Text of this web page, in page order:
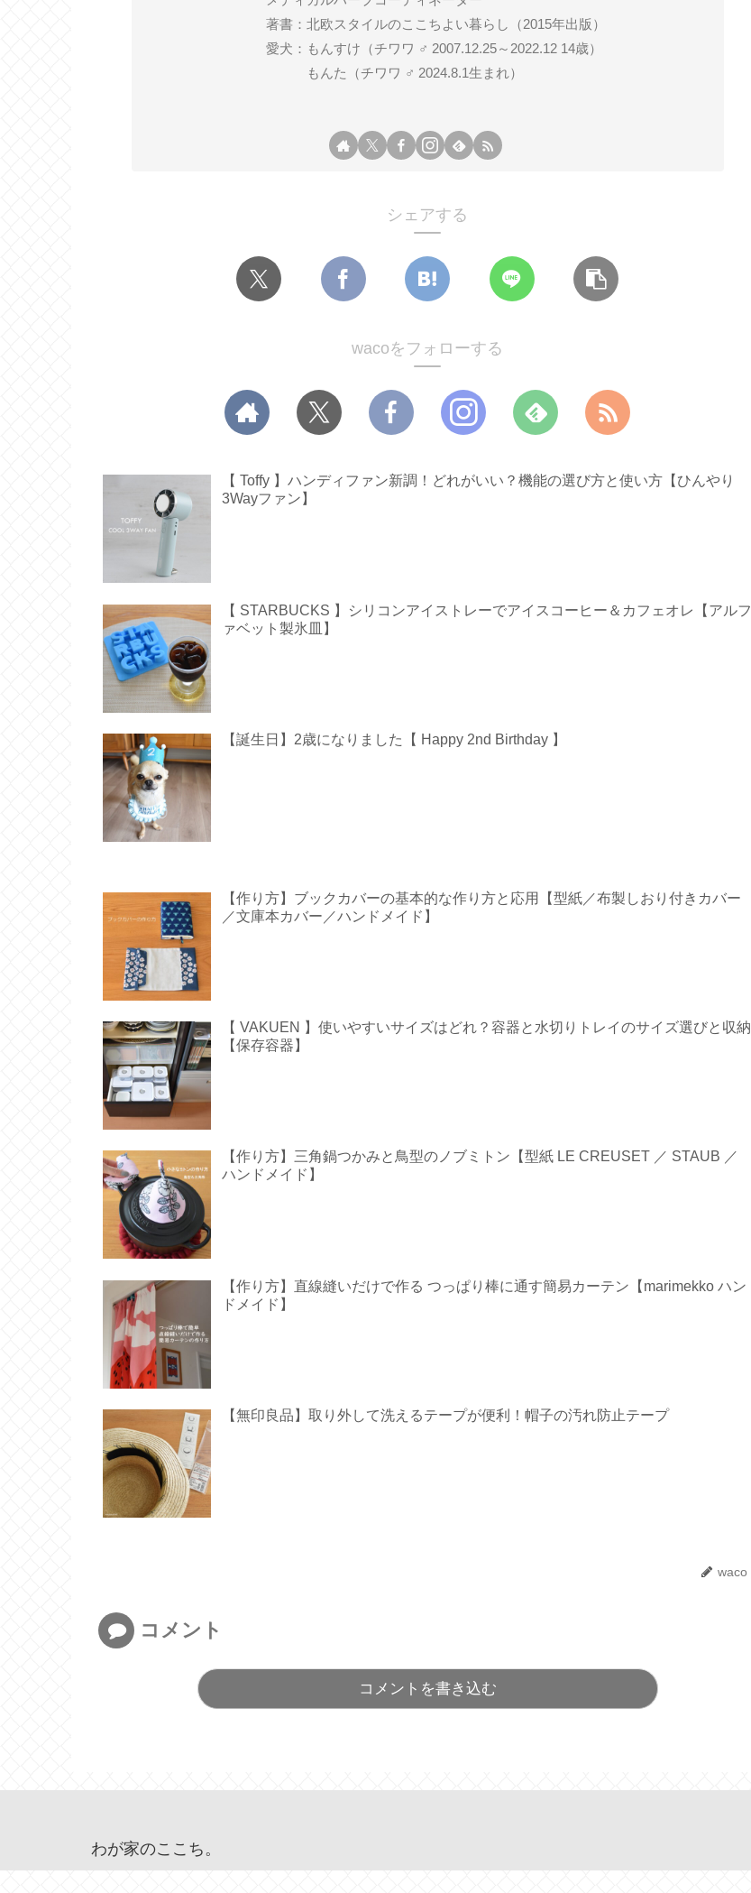
著書：北欧スタイルのここちよい暮らし（2015年出版）
愛犬：もんすけ（チワワ ♂ 2007.12.25～2022.12 14歳）
もんた（チワワ ♂ 2024.8.1生まれ）
シェアする
wacoをフォローする
【 Toffy 】ハンディファン新調！どれがいい？機能の選び方と使い方【ひんやり
3Wayファン】
【 STARBUCKS 】シリコンアイストレーでアイスコーヒー＆カフェオレ【アルフ
ァベット製氷皿】
【誕生日】2歳になりました【 Happy 2nd Birthday 】
【作り方】ブックカバーの基本的な作り方と応用【型紙／布製しおり付きカバー
／文庫本カバー／ハンドメイド】
【 VAKUEN 】使いやすいサイズはどれ？容器と水切りトレイのサイズ選びと収納
【保存容器】
【作り方】三角鍋つかみと鳥型のノブミトン【型紙 LE CREUSET ／ STAUB ／
ハンドメイド】
【作り方】直線縫いだけで作る つっぱり棒に通す簡易カーテン【marimekko ハン
ドメイド】
【無印良品】取り外して洗えるテープが便利！帽子の汚れ防止テープ
waco
コメント
コメントを書き込む
わが家のここち。